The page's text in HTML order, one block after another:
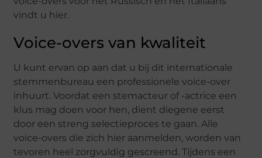
vindt u hier.
Voice-overs van kwaliteit
U kunt ervan op aan dat u bij dit internationale
stemmenbureau een professionele voice-over
inhuurt. Voordat een stemacteur of -actrice een
klus mag doen voor hen, dient diegene eerst
door een streng selectieproces te gaan. Alle
voice-overs die zich hier aanmelden, worden van
tevoren heel zorgvuldig gescreend. Tijdens een